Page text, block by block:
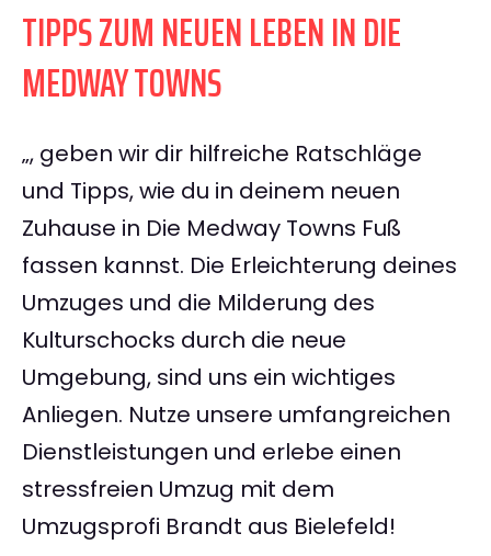
TIPPS ZUM NEUEN LEBEN IN DIE
MEDWAY TOWNS
„, geben wir dir hilfreiche Ratschläge
und Tipps, wie du in deinem neuen
Zuhause in Die Medway Towns Fuß
fassen kannst. Die Erleichterung deines
Umzuges und die Milderung des
Kulturschocks durch die neue
Umgebung, sind uns ein wichtiges
Anliegen. Nutze unsere umfangreichen
Dienstleistungen und erlebe einen
stressfreien Umzug mit dem
Umzugsprofi Brandt aus Bielefeld!